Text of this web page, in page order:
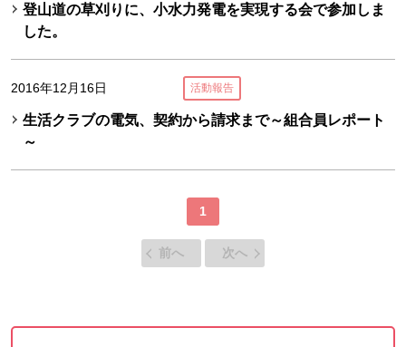
登山道の草刈りに、小水力発電を実現する会で参加しま
した。
2016年12月16日 活動報告
生活クラブの電気、契約から請求まで～組合員レポート
～
1
前へ 次へ